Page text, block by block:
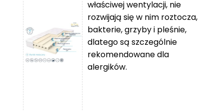
4
570 zł
360 zł
do
8
739 zł
właściwej wentylacji, nie
rozwijają się w nim roztocza,
bakterie, grzyby i pleśnie,
dlatego są szczególnie
rekomendowane dla
alergików.